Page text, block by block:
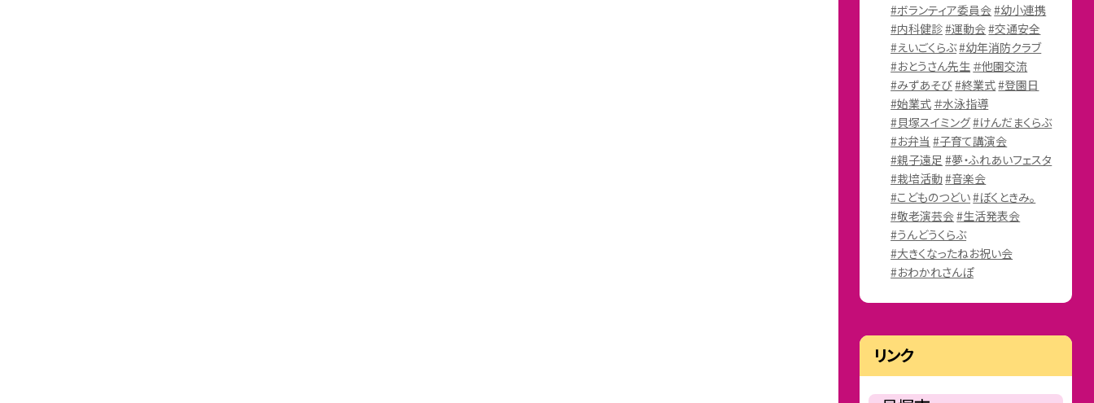
#ボランティア委員会#幼小連携
#内科健診#運動会#交通安全
#えいごくらぶ#幼年消防クラブ
#おとうさん先生 ＃他園交流
#みずあそび#終業式#登園日
#始業式 ＃水泳指導
#貝塚スイミング#けんだまくらぶ
#お弁当 #子育て講演会
#親子遠足 #夢・ふれあいフェスタ
#栽培活動#音楽会
#こどものつどい#ぼくときみ。
#敬老演芸会#生活発表会
#うんどうくらぶ
#大きくなったねお祝い会
#おわかれさんぽ
リンク